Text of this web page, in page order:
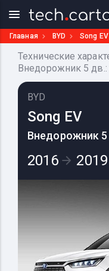
Главная BYD Song EV
Технические
Внедорожник 5 дв.:
BYD
Song EV
Внедорожник 5
2016 2019